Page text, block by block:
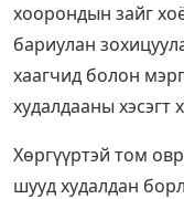
хоорондын зайг
бариулан
хаагчид болон
худалдааны хэсэгт
Хөргүүртэй том
шууд худалдан